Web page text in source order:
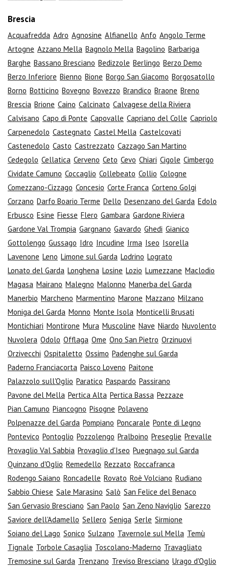
Brescia
Acquafredda Adro Agnosine Alfianello Anfo Angolo Terme
Artogne Azzano Mella Bagnolo Mella Bagolino Barbariga
Barghe Bassano Bresciano Bedizzole Berlingo Berzo Demo
Berzo Inferiore Bienno Bione Borgo San Giacomo Borgosatollo
Borno Botticino Bovegno Bovezzo Brandico Braone Breno
Brescia Brione Caino Calcinato Calvagese della Riviera
Calvisano Capo di Ponte Capovalle Capriano del Colle Capriolo
Carpenedolo Castegnato Castel Mella Castelcovati
Castenedolo Casto Castrezzato Cazzago San Martino
Cedegolo Cellatica Cerveno Ceto Cevo Chiari Cigole Cimbergo
Cividate Camuno Coccaglio Collebeato Collio Cologne
Comezzano-Cizzago Concesio Corte Franca Corteno Golgi
Corzano Darfo Boario Terme Dello Desenzano del Garda Edolo
Erbusco Esine Fiesse Flero Gambara Gardone Riviera
Gardone Val Trompia Gargnano Gavardo Ghedi Gianico
Gottolengo Gussago Idro Incudine Irma Iseo Isorella
Lavenone Leno Limone sul Garda Lodrino Lograto
Lonato del Garda Longhena Losine Lozio Lumezzane Maclodio
Magasa Mairano Malegno Malonno Manerba del Garda
Manerbio Marcheno Marmentino Marone Mazzano Milzano
Moniga del Garda Monno Monte Isola Monticelli Brusati
Montichiari Montirone Mura Muscoline Nave Niardo Nuvolento
Nuvolera Odolo Offlaga Ome Ono San Pietro Orzinuovi
Orzivecchi Ospitaletto Ossimo Padenghe sul Garda
Paderno Franciacorta Paisco Loveno Paitone
Palazzolo sull'Oglio Paratico Paspardo Passirano
Pavone del Mella Pertica Alta Pertica Bassa Pezzaze
Pian Camuno Piancogno Pisogne Polaveno
Polpenazze del Garda Pompiano Poncarale Ponte di Legno
Pontevico Pontoglio Pozzolengo Pralboino Preseglie Prevalle
Provaglio Val Sabbia Provaglio d'Iseo Puegnago sul Garda
Quinzano d'Oglio Remedello Rezzato Roccafranca
Rodengo Saiano Roncadelle Rovato Roè Volciano Rudiano
Sabbio Chiese Sale Marasino Salò San Felice del Benaco
San Gervasio Bresciano San Paolo San Zeno Naviglio Sarezzo
Saviore dell'Adamello Sellero Seniga Serle Sirmione
Soiano del Lago Sonico Sulzano Tavernole sul Mella Temù
Tignale Torbole Casaglia Toscolano-Maderno Travagliato
Tremosine sul Garda Trenzano Treviso Bresciano Urago d'Oglio